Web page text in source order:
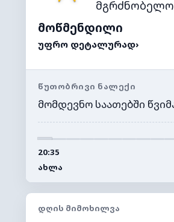
მოწმენდილი
ᲣᲤᲠᲝ ᲓᲔᲢᲐᲚᲣᲠᲐᲓ›
ᲬᲣᲗᲝᲑᲠᲘᲕᲘ ᲜᲐᲚᲔᲥᲘ
მომდევნო საათებში
20:35
ᲐᲮᲚᲐ
ᲓᲦᲘᲡ ᲛᲘᲛᲝᲮᲘᲚᲕᲐ